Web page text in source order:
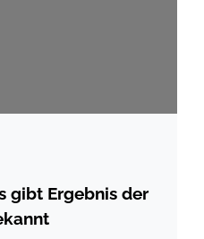
gibt Ergebnis der